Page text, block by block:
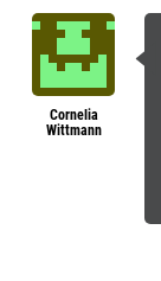
Cornelia
Wittmann